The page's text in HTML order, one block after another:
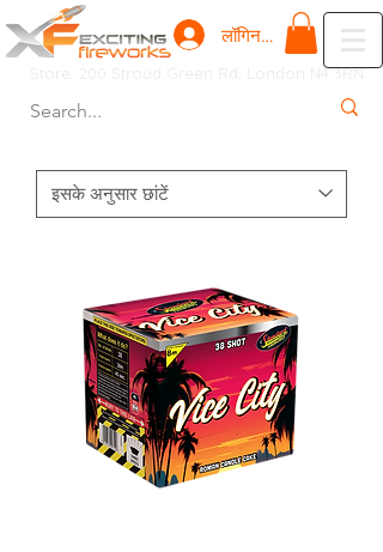
लॉगिन करें
Store: 200 Stroud Green Rd, London N4 3RN